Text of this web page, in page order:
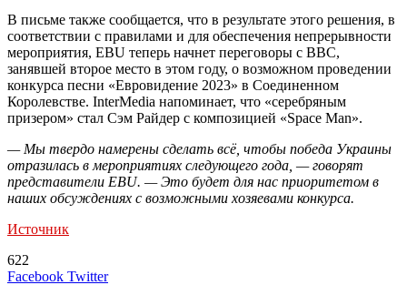
В письме также сообщается, что в результате этого решения, в
соответствии с правилами и для обеспечения непрерывности
мероприятия, EBU теперь начнет переговоры с BBC,
занявшей второе место в этом году, о возможном проведении
конкурса песни «Евровидение 2023» в Соединенном
Королевстве. InterMedia напоминает, что «серебряным
призером» стал Сэм Райдер с композицией «Space Man».
— Мы твердо намерены сделать всё, чтобы победа Украины
отразилась в мероприятиях следующего года, — говорят
представители EBU. — Это будет для нас приоритетом в
наших обсуждениях с возможными хозяевами конкурса.
Источник
622
Facebook TwitterLinkedIn
Tumblr
Reddit
Вконтакте
Одноклассники
Skype
Messenger
Messenger
WhatsApp
Telegram
Viber
Line
Поделиться
Печатать